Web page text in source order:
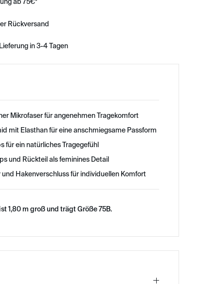
Rückversand
in 3-4 Tagen
Mikrofaser für angenehmen Tragekomfort
mit Elasthan für eine anschmiegsame Passform
für ein natürliches Tragegefühl
und Rückteil als feminines Detail
und Hakenverschluss für individuellen Komfort
1,80 m groß und trägt Größe 75B.